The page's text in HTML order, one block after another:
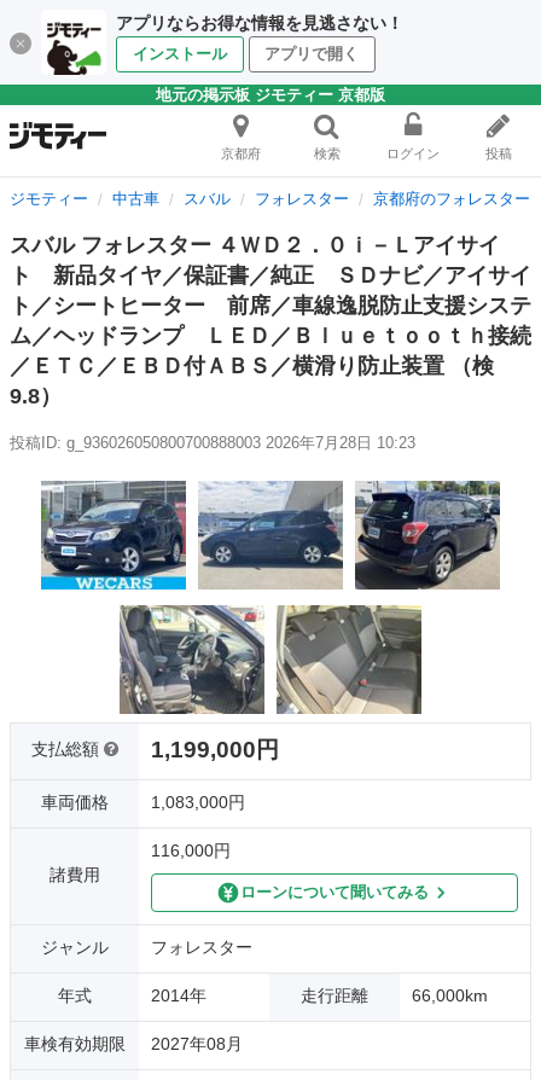
アプリならお得な情報を見逃さない！
インストール アプリで開く
地元の掲示板 ジモティー 京都版
京都府 検索 ログイン 投稿
ジモティー 中古車 スバル フォレスター 京都府のフォレスター
スバル フォレスター ４ＷＤ２．０ｉ－Ｌアイサイ
ト 新品タイヤ／保証書／純正 ＳＤナビ／アイサイ
ト／シートヒーター 前席／車線逸脱防止支援システ
ム／ヘッドランプ ＬＥＤ／Ｂｌｕｅｔｏｏｔｈ接続
／ＥＴＣ／ＥＢＤ付ＡＢＳ／横滑り防止装置 （検
9.8）
投稿ID: g_936026050800700888003 2026年7月28日 10:23
支払総額 1,199,000円
車両価格 1,083,000円
諸費用
116,000円
ローンについて聞いてみる
ジャンル フォレスター
年式 2014年 走行距離 66,000km
車検有効期限 2027年08月